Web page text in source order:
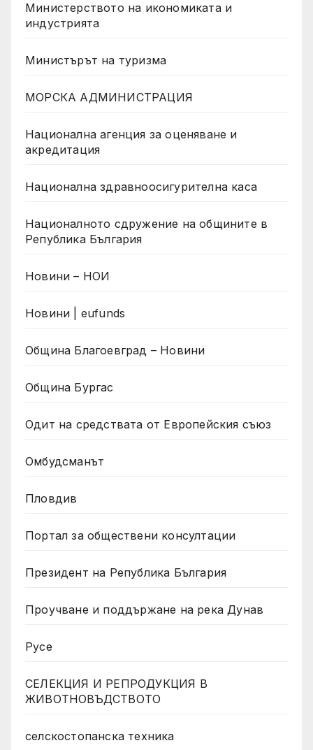
Министерството на икономиката и
индустрията
Министърът на туризма
МОРСКА АДМИНИСТРАЦИЯ
Национална агенция за оценяване и
акредитация
Национална здравноосигурителна каса
Националното сдружение на общините в
Република България
Новини – НОИ
Новини | eufunds
Община Благоевград – Новини
Община Бургас
Одит на средствата от Европейския съюз
Омбудсманът
Пловдив
Портал за обществени консултации
Президент на Република България
Проучване и поддържане на река Дунав
Русе
СЕЛЕКЦИЯ И РЕПРОДУКЦИЯ В
ЖИВОТНОВЪДСТВОТО
селскостопанска техника